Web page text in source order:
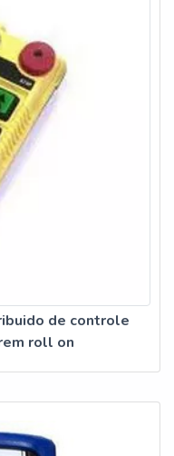
de controle
roll on